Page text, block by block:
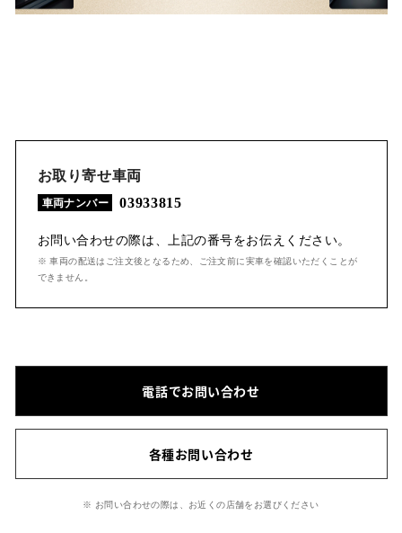
お取り寄せ車両
車両ナンバー 03933815
お問い合わせの際は、上記の番号をお伝えください。
※ 車両の配送はご注文後となるため、ご注文前に実車を確認いただくことが
できません。
電話でお問い合わせ
各種お問い合わせ
※ お問い合わせの際は、お近くの店舗をお選びください